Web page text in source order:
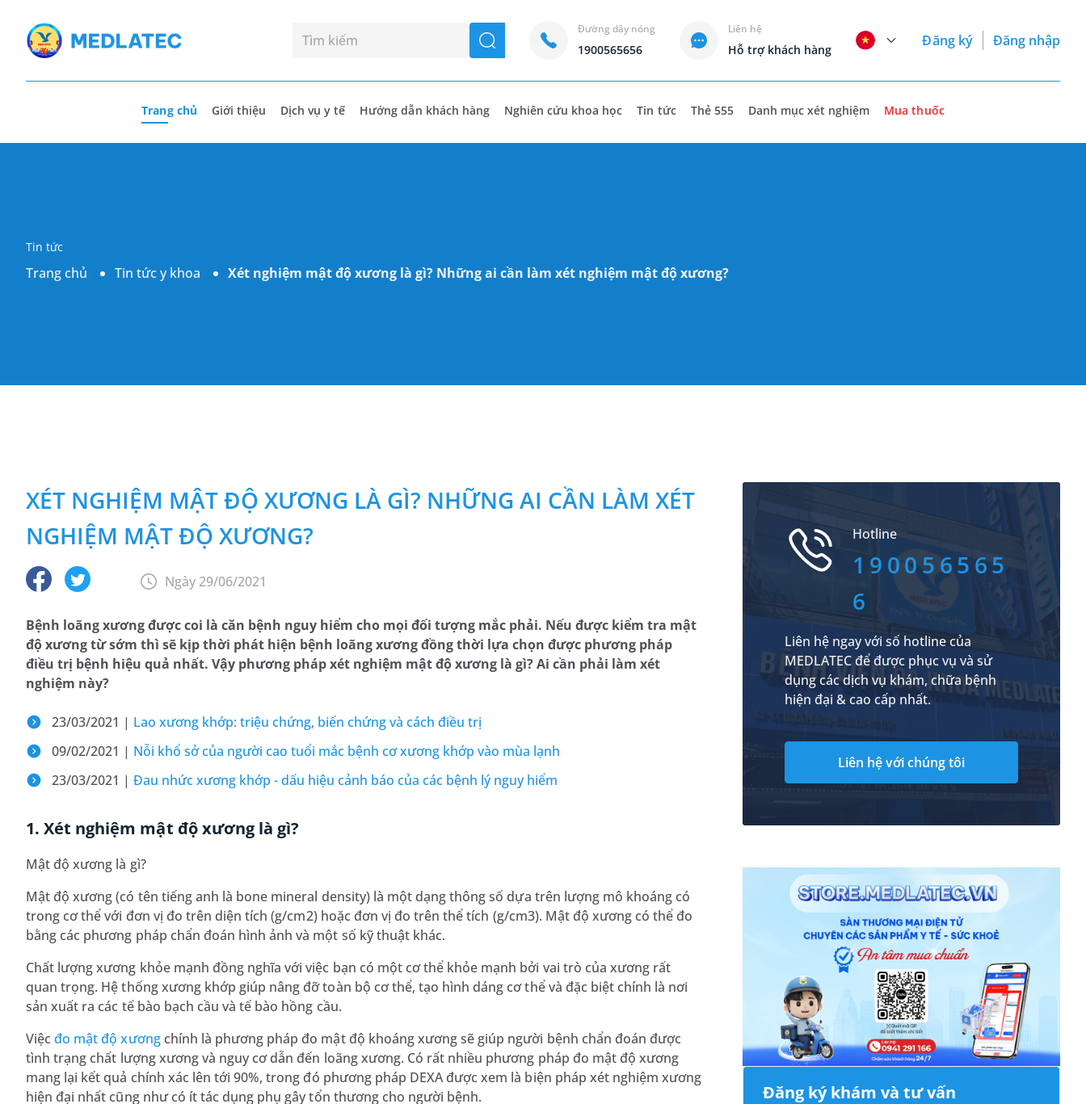
seach
Đường dây nóng
1900565656
Liên hệ
Hỗ trợ khách hàng
Đăng ký Đăng nhập
Trang chủ Giới thiệu Dịch vụ y tế Hướng dẫn khách hàng Nghiên cứu khoa học Tin tức Thẻ 555 Danh mục xét nghiệm Mua thuốc
Tin tức
Trang chủ Tin tức y khoa Xét nghiệm mật độ xương là gì? Những ai cần làm xét nghiệm mật độ xương?
XÉT NGHIỆM MẬT ĐỘ XƯƠNG LÀ GÌ? NHỮNG AI CẦN LÀM XÉT
NGHIỆM MẬT ĐỘ XƯƠNG?
Ngày 29/06/2021
Bệnh loãng xương được coi là căn bệnh nguy hiểm cho mọi đối tượng mắc phải. Nếu được kiểm tra mật
độ xương từ sớm thì sẽ kịp thời phát hiện bệnh loãng xương đồng thời lựa chọn được phương pháp
điều trị bệnh hiệu quả nhất. Vậy phương pháp xét nghiệm mật độ xương là gì? Ai cần phải làm xét
nghiệm này?
23/03/2021 | Lao xương khớp: triệu chứng, biến chứng và cách điều trị
09/02/2021 | Nỗi khổ sở của người cao tuổi mắc bệnh cơ xương khớp vào mùa lạnh
23/03/2021 | Đau nhức xương khớp - dấu hiệu cảnh báo của các bệnh lý nguy hiểm
1. Xét nghiệm mật độ xương là gì?
Mật độ xương là gì?
Mật độ xương (có tên tiếng anh là bone mineral density) là một dạng thông số dựa trên lượng mô khoáng có
trong cơ thể với đơn vị đo trên diện tích (g/cm2) hoặc đơn vị đo trên thể tích (g/cm3). Mật độ xương có thể đo
bằng các phương pháp chẩn đoán hình ảnh và một số kỹ thuật khác.
Chất lượng xương khỏe mạnh đồng nghĩa với việc bạn có một cơ thể khỏe mạnh bởi vai trò của xương rất
quan trọng. Hệ thống xương khớp giúp nâng đỡ toàn bộ cơ thể, tạo hình dáng cơ thể và đặc biệt chính là nơi
sản xuất ra các tế bào bạch cầu và tế bào hồng cầu.
Việcđo mật độ xươngchính là phương pháp đo mật độ khoáng xương sẽ giúp người bệnh chẩn đoán được
tình trạng chất lượng xương và nguy cơ dẫn đến loãng xương. Có rất nhiều phương pháp đo mật độ xương
mang lại kết quả chính xác lên tới 90%, trong đó phương pháp DEXA được xem là biện pháp xét nghiệm xương
hiện đại nhất cũng như có ít tác dụng phụ gây tổn thương cho người bệnh.
Hotline
190056565
6
Liên hệ ngay với số hotline của
MEDLATEC để được phục vụ và sử
dụng các dịch vụ khám, chữa bệnh
hiện đại & cao cấp nhất.
Liên hệ với chúng tôi
Đăng ký khám và tư vấn